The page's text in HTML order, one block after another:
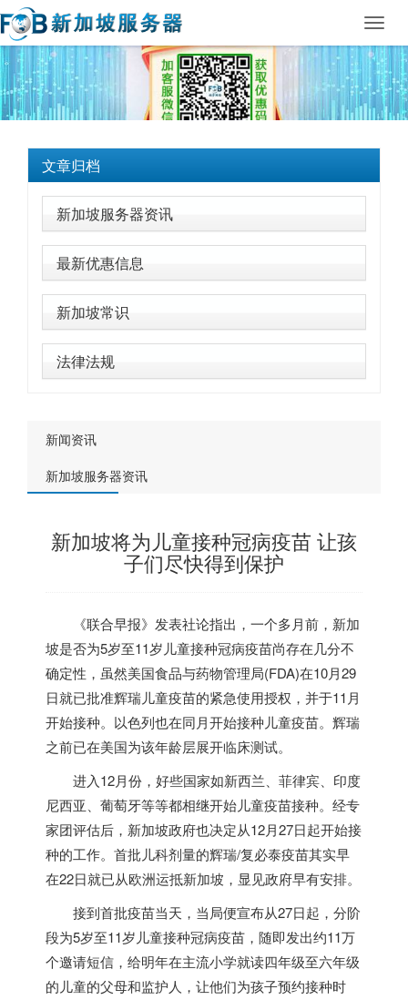
文章归档
新加坡服务器资讯
最新优惠信息
新加坡常识
法律法规
新闻资讯
新加坡服务器资讯
新加坡将为儿童接种冠病疫苗 让孩
子们尽快得到保护
《联合早报》发表社论指出，一个多月前， 新加
坡是否为5岁至11岁儿童接种冠病疫苗尚存在几分不
确定性，虽然美国食品与药物管理局(FDA)在10月29
日就已批准辉瑞儿童疫苗的紧急使用授权，并于11月
开始接种。以色列也在同月开始接种儿童疫苗。辉瑞
之前已在美国为该年龄层展开临床测试。
进入12月份，好些国家如新西兰、菲律宾、印度
尼西亚、葡萄牙等等都相继开始儿童疫苗接种。经专
家团评估后， 新加坡政府也决定从12月27日起开始接
种的工作。首批儿科剂量的辉瑞/复必泰疫苗其实早
在22日就已从欧洲运抵新加坡 ，显见政府早有安排。
接到首批疫苗当天，当局便宣布从27日起，分阶
段为5岁至11岁儿童接种冠病疫苗，随即发出约11万
个邀请短信，给明年在主流小学就读四年级至六年级
的儿童的父母和监护人，让他们为孩子预约接种时